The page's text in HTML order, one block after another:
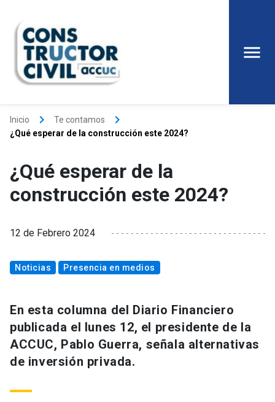
Inicio keyboard_arrow_right Te contamos keyboard_arrow_right
¿Qué esperar de la construcción este 2024?
¿Qué esperar de la
construcción este 2024?
12 de Febrero 2024
Noticias Presencia en medios
En esta columna del Diario Financiero
publicada el lunes 12, el presidente de la
ACCUC, Pablo Guerra, señala alternativas
de inversión privada.